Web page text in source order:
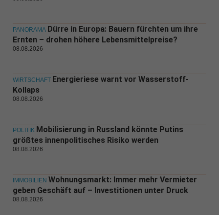
PANORAMA Dürre in Europa: Bauern fürchten um ihre
Ernten – drohen höhere Lebensmittelpreise?
08.08.2026
WIRTSCHAFT Energieriese warnt vor Wasserstoff-
Kollaps
08.08.2026
POLITIK Mobilisierung in Russland könnte Putins
größtes innenpolitisches Risiko werden
08.08.2026
IMMOBILIEN Wohnungsmarkt: Immer mehr Vermieter
geben Geschäft auf – Investitionen unter Druck
08.08.2026